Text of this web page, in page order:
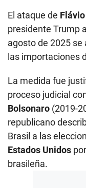
El ataque de
presidente Trump
agosto de 2025 se
las importaciones
La medida fue
proceso judicial
Bolsonaro (2019-
republicano
Brasil a las
Estados Unidos
brasileña.